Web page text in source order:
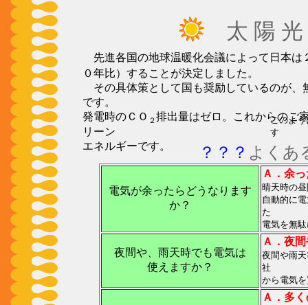
太 陽
先進各国の地球温暖化会議によって日本は
０年比）することが決定しました。
その具体策として国も奨励しているのが、
です。
発電時のＣＯ ２排出量はゼロ。これからのご
リーン
エネルギーです。
電気が余ったらどうなります
か？
Ａ．余
晴天時の
自動的に
た
電気を無
夜間や、雨天時でも電気は
使えますか？
Ａ．夜
夜間や雨
社
から電気
Ａ．多
？？？ よくあ
このよ
す